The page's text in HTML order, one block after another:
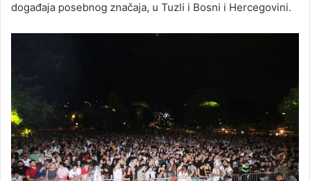
događaja posebnog značaja, u Tuzli i Bosni i Hercegovini.